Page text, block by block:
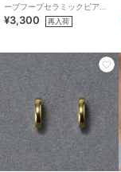
ーブフープセラミックピア
ス シャンパンゴールド
¥3,300 再入荷